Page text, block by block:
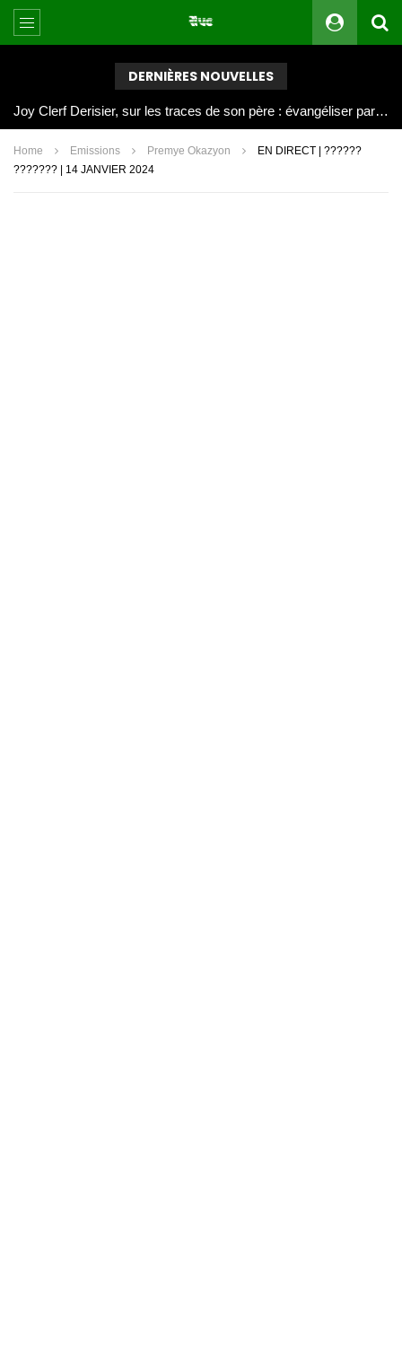
DERNIÈRES NOUVELLES
Joy Clerf Derisier, sur les traces de son père : évangéliser par la musique
Home Emissions Premye Okazyon
EN DIRECT | ??????
??????? | 14 JANVIER 2024